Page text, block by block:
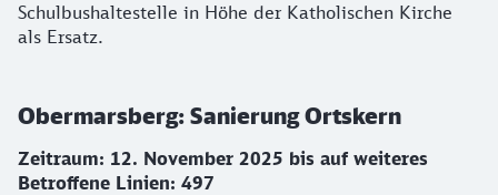
Schulbushaltestelle in Höhe der Katholischen Kirche
als Ersatz.
Obermarsberg: Sanierung Ortskern
Zeitraum: 12. November 2025 bis auf weiteres
Betroffene Linien: 497